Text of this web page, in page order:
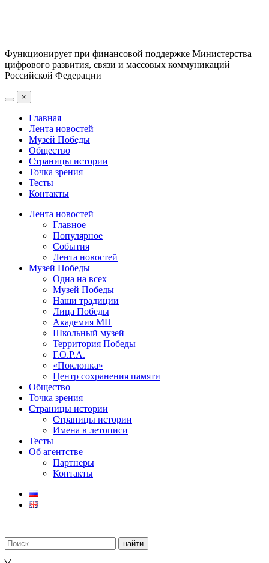
Функционирует при финансовой поддержке Министерства
цифрового развития, связи и массовых коммуникаций
Российской Федерации
×
Главная
Лента новостей
Музей Победы
Общество
Страницы истории
Точка зрения
Тесты
Контакты
Лента новостей
Главное
Популярное
События
Лента новостей
Музей Победы
Одна на всех
Музей Победы
Наши традиции
Лица Победы
Академия МП
Школьный музей
Территория Победы
Г.О.Р.А.
«Поклонка»
Центр сохранения памяти
Общество
Точка зрения
Страницы истории
Страницы истории
Имена в летописи
Тесты
Об агентстве
Партнеры
Контакты